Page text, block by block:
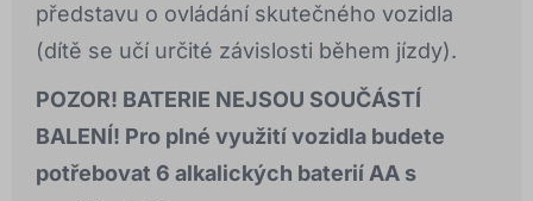
představu o ovládání skutečného vozidla
(dítě se učí určité závislosti během jízdy).
POZOR! BATERIE NEJSOU SOUČÁSTÍ
BALENÍ! Pro plné využití vozidla budete
potřebovat 6 alkalických baterií AA s